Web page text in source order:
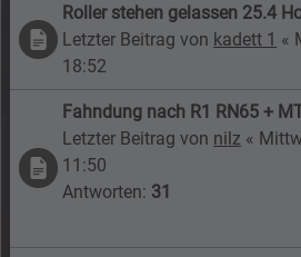
Roller stehen gelassen 25.4
Letzter Beitrag von kadett 1 «
18:52
Fahndung nach R1 RN65 +
Letzter Beitrag von nilz «
11:50
Antworten: 31